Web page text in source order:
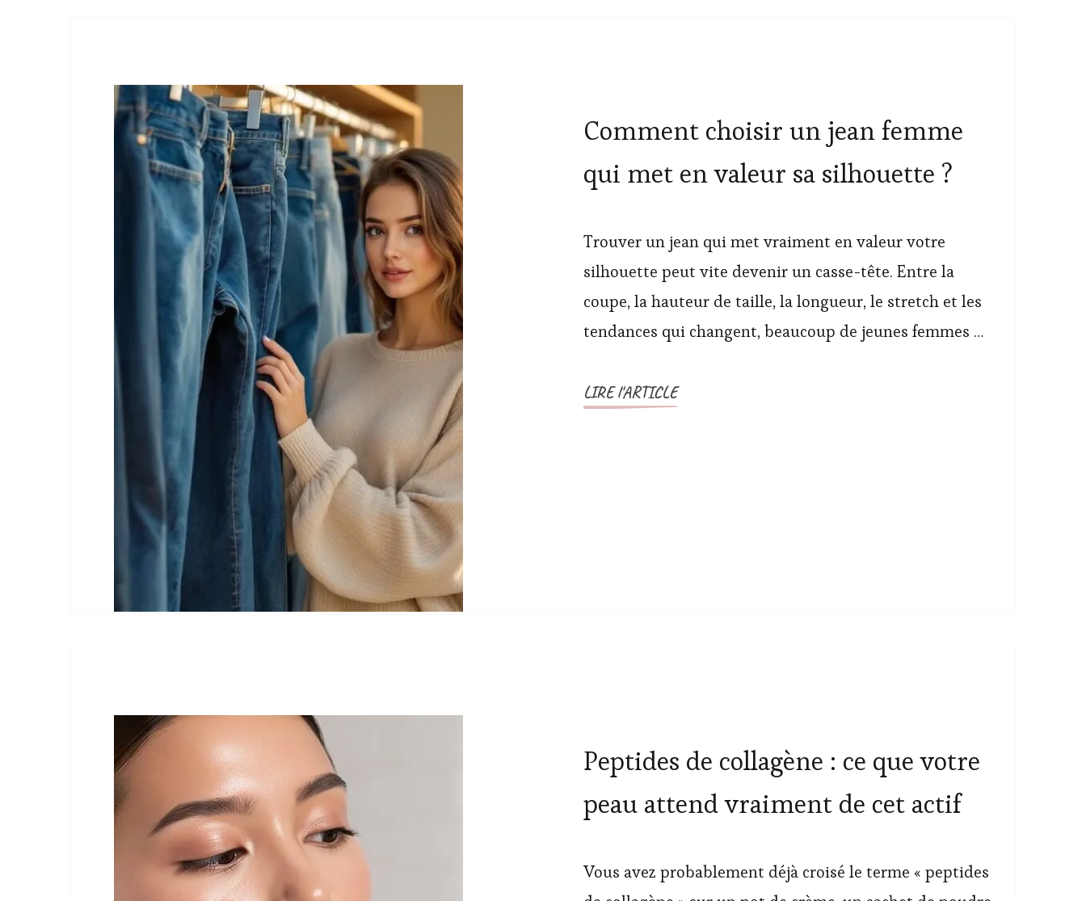
Comment choisir un jean femme
qui met en valeur sa silhouette ?
Trouver un jean qui met vraiment en valeur votre
silhouette peut vite devenir un casse-tête. Entre la
coupe, la hauteur de taille, la longueur, le stretch et les
tendances qui changent, beaucoup de jeunes femmes …
LIRE l'ARTICLE
Peptides de collagène : ce que votre
peau attend vraiment de cet actif
Vous avez probablement déjà croisé le terme « peptides